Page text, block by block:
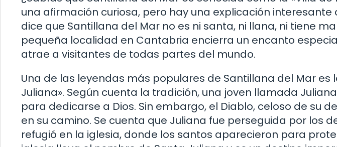
una afirmación curiosa, pero hay una explicación interesante
dice que Santillana del Mar no es ni santa, ni llana, ni tiene
pequeña localidad en Cantabria encierra un encanto
atrae a visitantes de todas partes del mundo.
Una de las leyendas más populares de Santillana del Mar es
Juliana». Según cuenta la tradición, una joven llamada
para dedicarse a Dios. Sin embargo, el Diablo, celoso de su
en su camino. Se cuenta que Juliana fue perseguida por los
refugió en la iglesia, donde los santos aparecieron para